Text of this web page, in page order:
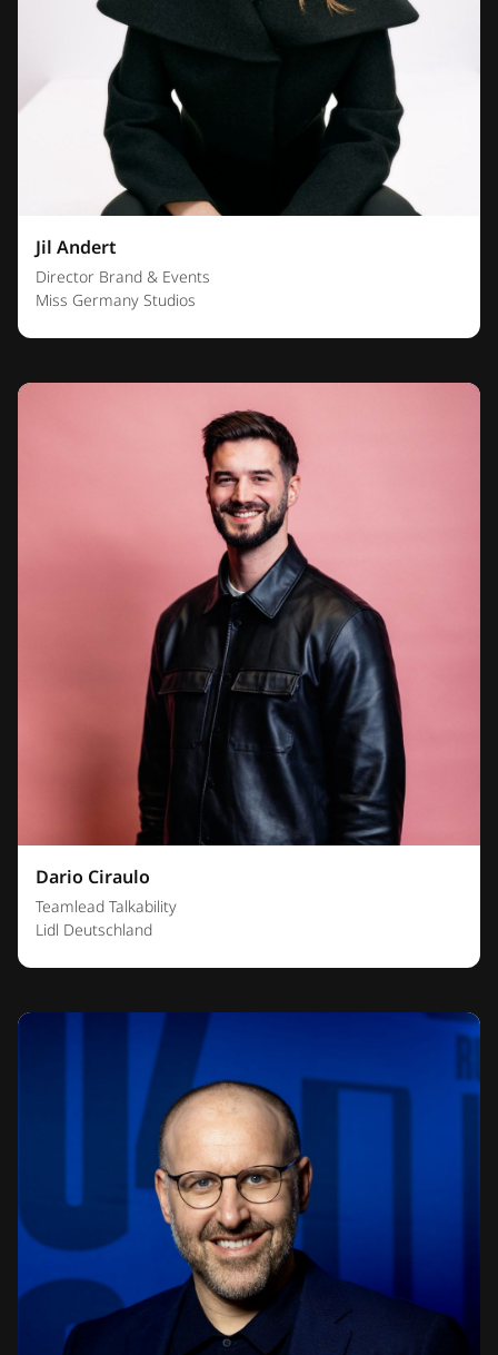
Jil Andert
Director Brand & Events
Miss Germany Studios
Dario Ciraulo
Teamlead Talkability
Lidl Deutschland